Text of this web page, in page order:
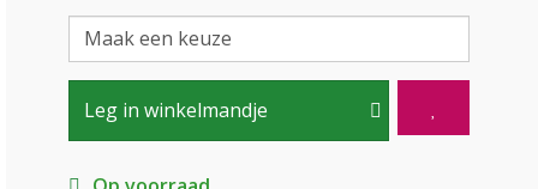
Leg in winkelmandje